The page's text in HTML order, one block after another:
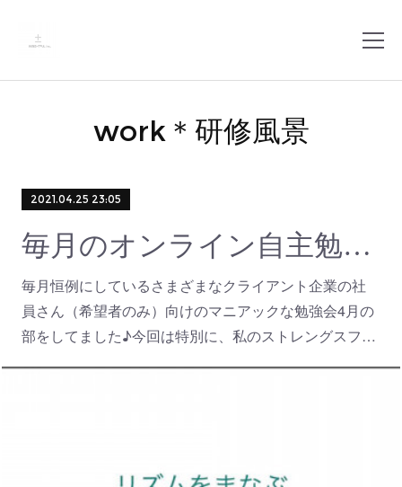
work＊研修風景
2021.04.25 23:05
毎月のオンライン自主勉強会
毎月恒例にしているさまざまなクライアント企業の社
員さん（希望者のみ）向けのマニアックな勉強会4月の
部をしてました♪今回は特別に、私のストレングスフ…